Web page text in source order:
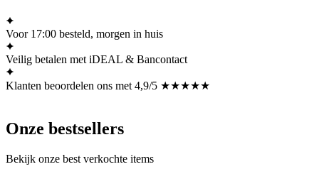
Voor 17:00 besteld, morgen in huis
Veilig betalen met iDEAL & Bancontact
Klanten beoordelen ons met 4,9/5 ★★★★★
Onze bestsellers
Bekijk onze best verkochte items